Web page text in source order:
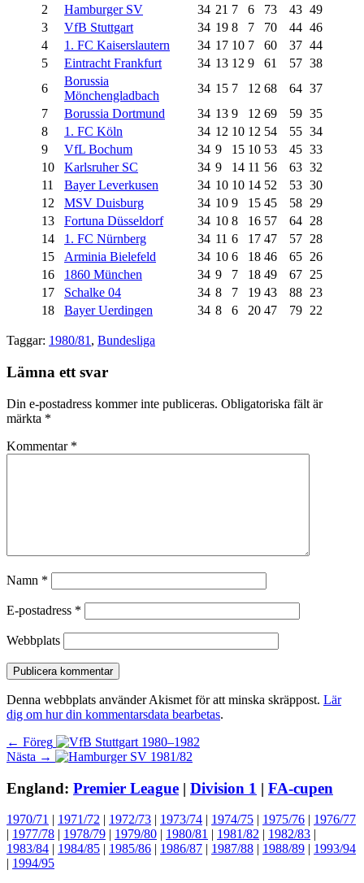
2
Hamburger SV 34 21 7 6 73 43 49
3
VfB Stuttgart 34 19 8 7 70 44 46
4
1. FC Kaiserslautern 34 17 10 7 60 37 44
5
Eintracht Frankfurt 34 13 12 9 61 57 38
6
Borussia
Mönchengladbach
34 15 7 12 68 64 37
7
Borussia Dortmund 34 13 9 12 69 59 35
8
1. FC Köln 34 12 10 12 54 55 34
9
VfL Bochum 34 9 15 10 53 45 33
10
Karlsruher SC 34 9 14 11 56 63 32
11
Bayer Leverkusen 34 10 10 14 52 53 30
12
MSV Duisburg 34 10 9 15 45 58 29
13
Fortuna Düsseldorf 34 10 8 16 57 64 28
14
1. FC Nürnberg 34 11 6 17 47 57 28
15
Arminia Bielefeld 34 10 6 18 46 65 26
16
1860 München 34 9 7 18 49 67 25
17
Schalke 04 34 8 7 19 43 88 23
18
Bayer Uerdingen 34 8 6 20 47 79 22
Taggar: 1980/81, Bundesliga
Lämna ett svar
Din e-postadress kommer inte publiceras. Obligatoriska fält är
märkta *
Kommentar *
Namn *
E-postadress *
Webbplats
Denna webbplats använder Akismet för att minska skräppost. Lär
dig om hur din kommentarsdata bearbetas.
Inläggsnavigering
← Föreg Föregående
inlägg:
Nästa → Nästa
England: Premier League | Division 1 | FA-cupen
1970/71 | 1971/72 | 1972/73 | 1973/74 | 1974/75 | 1975/76 | 1976/77
| 1977/78 | 1978/79 | 1979/80 | 1980/81 | 1981/82 | 1982/83 |
1983/84 | 1984/85 | 1985/86 | 1986/87 | 1987/88 | 1988/89 | 1993/94
| 1994/95